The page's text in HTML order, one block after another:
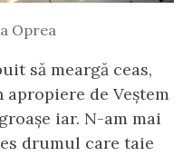
Oprea
să meargă ceas,
de Veștem
iar. N-am mai
drumul care taie